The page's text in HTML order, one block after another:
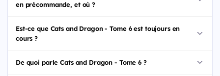
en précommande, et où ?
Est-ce que Cats and Dragon - Tome 6 est toujours en
cours ?
De quoi parle Cats and Dragon - Tome 6 ?